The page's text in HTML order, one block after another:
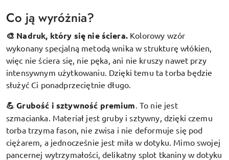
Co ją wyróżnia?
🎨 Nadruk, który się nie ściera. Kolorowy wzór
wykonany specjalną metodą wnika w strukturę włókien,
więc nie ściera się, nie pęka, ani nie kruszy nawet przy
intensywnym użytkowaniu. Dzięki temu ta torba będzie
służyć Ci ponadprzeciętnie długo.
💪 Grubość i sztywność premium To nie jest
szmacianka. Materiał jest gruby i sztywny, dzięki czemu
torba trzyma fason, nie zwisa i nie deformuje się pod
ciężarem, a jednocześnie jest miła w dotyku. Mimo swojej
pancernej wytrzymałości, delikatny splot tkaniny w dotyku